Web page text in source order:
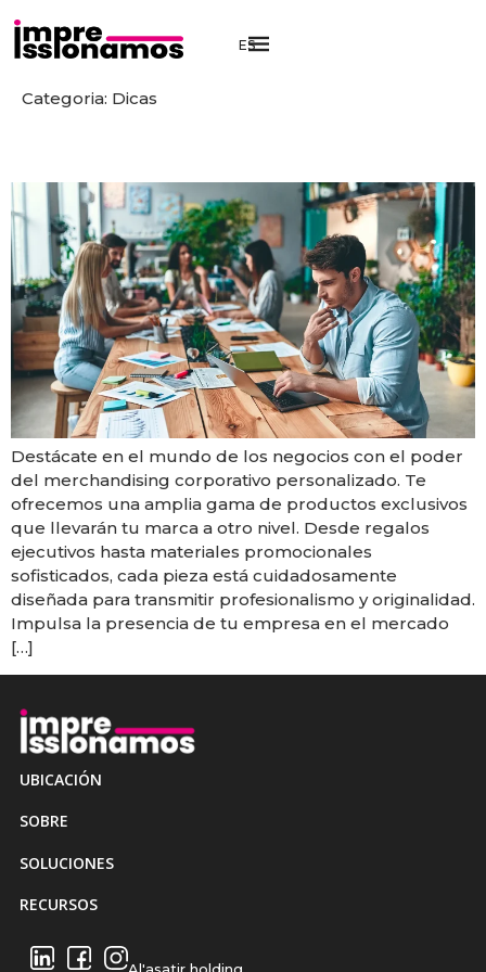
ES
Categoria: Dicas
Destácate en el mundo de los negocios con el poder
del merchandising corporativo personalizado. Te
ofrecemos una amplia gama de productos exclusivos
que llevarán tu marca a otro nivel. Desde regalos
ejecutivos hasta materiales promocionales
sofisticados, cada pieza está cuidadosamente
diseñada para transmitir profesionalismo y originalidad.
Impulsa la presencia de tu empresa en el mercado
[…]
UBICACIÓN
SOBRE
SOLUCIONES
RECURSOS